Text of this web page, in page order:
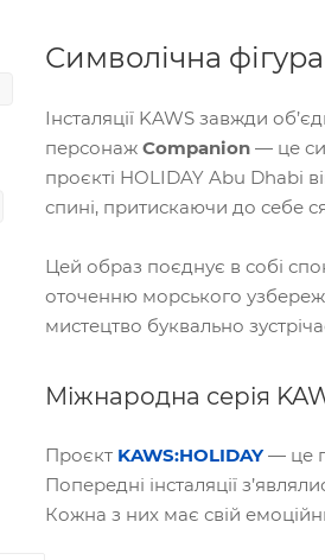
Символічна фігура
Інсталяції KAWS завжди
персонаж Companion — це
проєкті HOLIDAY Abu Dhabi
спині, притискаючи до себе
Цей образ поєднує в собі
оточенню морського
мистецтво буквально
Міжнародна серія
Проєкт KAWS:HOLIDAY — це
Попередні інсталяції
Кожна з них має свій